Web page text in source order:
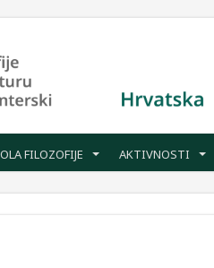
FILOZOFIJE AKTIVNOSTI